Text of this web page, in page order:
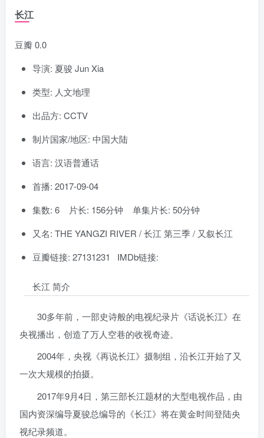
长江
豆瓣 0.0
导演: 夏骏 Jun Xia
类型: 人文地理
出品方: CCTV
制片国家/地区: 中国大陆
语言: 汉语普通话
首播: 2017-09-04
集数: 6 片长: 156分钟 单集片长: 50分钟
又名: THE YANGZI RIVER / 长江 第三季 / 又叙长江
豆瓣链接: 27131231 IMDb链接:
长江 简介
30多年前，一部史诗般的电视纪录片《话说长江》在
央视播出，创造了万人空巷的收视奇迹。
2004年，央视《再说长江》摄制组，沿长江开始了又
一次大规模的拍摄。
2017年9月4日，第三部长江题材的大型电视作品，由
国内资深编导夏骏总编导的《长江》将在黄金时间登陆央
视纪录频道。